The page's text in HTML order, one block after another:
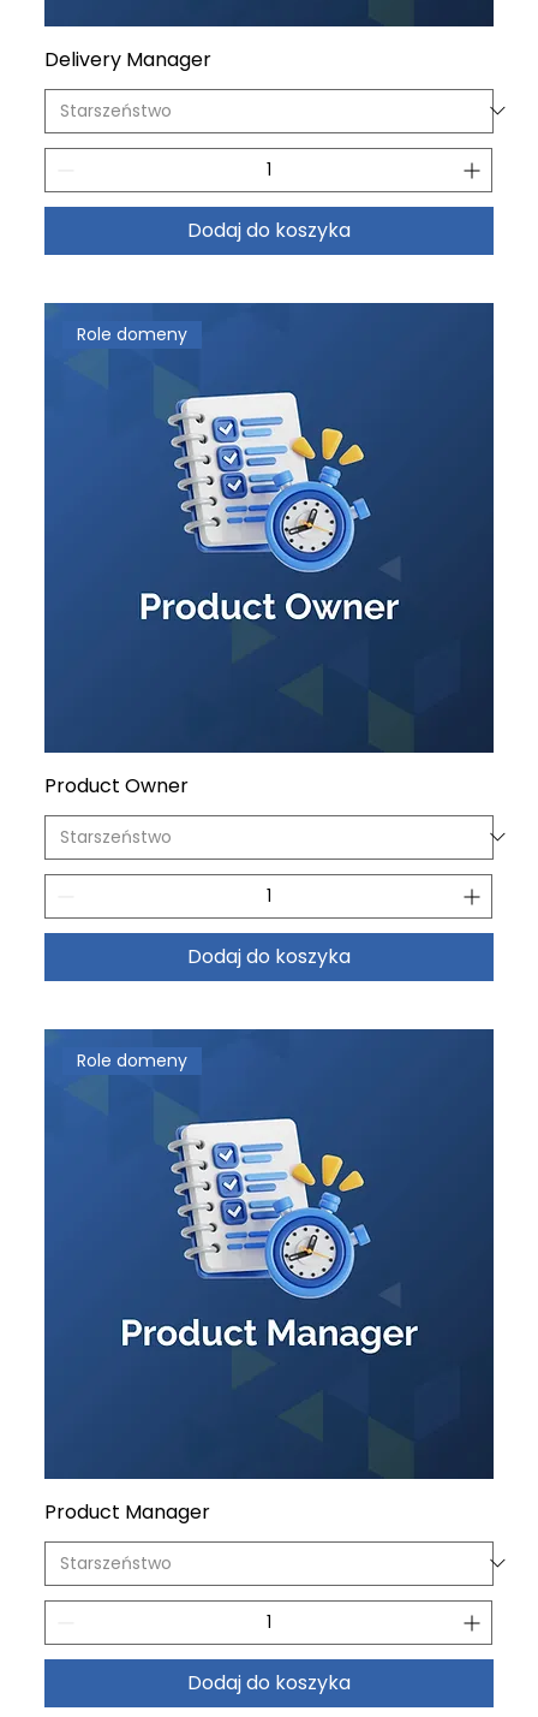
Delivery Manager
Dodaj do koszyka
Role domeny
Product Owner
Dodaj do koszyka
Role domeny
Product Manager
Dodaj do koszyka